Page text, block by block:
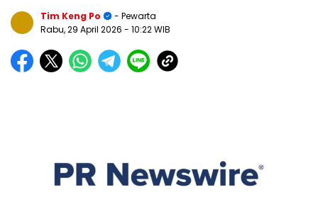
Tim Keng Po
- Pewarta
Rabu, 29 April 2026 - 10:22 WIB